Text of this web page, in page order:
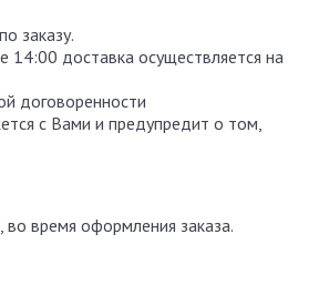
заказу.
14:00 доставка осуществляется на
договоренности
с Вами и предупредит о том,
время оформления заказа.